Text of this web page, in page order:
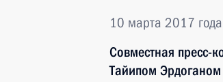
10 марта 2017
Совместная пресс-
Тайипом Эрдоганом